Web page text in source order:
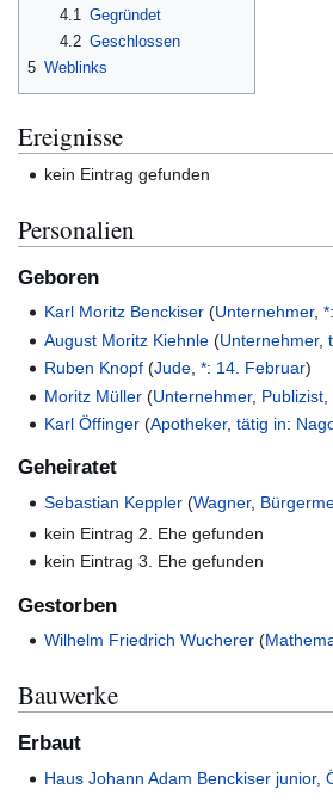
4.1 Gegründet
4.2 Geschlossen
5 Weblinks
Ereignisse
kein Eintrag gefunden
Personalien
Geboren
Karl Moritz Benckiser (Unternehmer,*
August Moritz Kiehnle (Unternehmer,
Ruben Knopf (Jude ,*: 14. Februar)
Moritz Müller (Unternehmer, Publizist
Karl Öffinger (Apotheker,tätig in:
Geheiratet
Sebastian Keppler (Wagner,
kein Eintrag 2. Ehe gefunden
kein Eintrag 3. Ehe gefunden
Gestorben
Wilhelm Friedrich Wucherer (
Bauwerke
Erbaut
Haus Johann Adam Benckiser junior,